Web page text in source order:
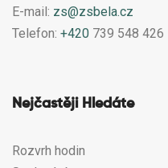
E-mail: zs@zsbela.cz
Telefon: +420 739 548 426
Nejčastěji Hledáte
Rozvrh hodin